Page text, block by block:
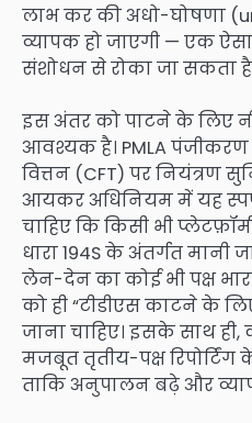
लाभ कर की अधो-घोषणा
व्यापक हो जाएगी — एक
संशोधन से रोका जा सकता
इस अंतर को पाटने के लिए
आवश्यक है। PMLA
वित्तन (CFT) पर नियंत्रण
आयकर अधिनियम में यह
चाहिए कि किसी भी प्लेटफ़ॉर्म
धारा 194S के अंतर्गत मानी
लेन-देन का कोई भी पक्ष
को ही “टीडीएस काटने के
जाना चाहिए। इसके साथ
मजबूत तृतीय-पक्ष
ताकि अनुपालन बढ़े और